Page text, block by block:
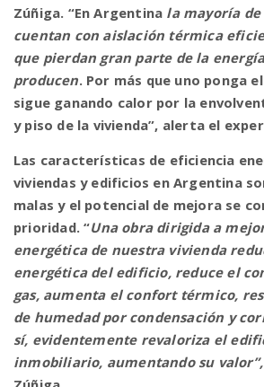
Zúñiga. “En Argentina la mayoría
cuentan con aislación térmica
que pierdan gran parte de la
producen. Por más que uno ponga
sigue ganando calor por la
y piso de la vivienda”, alerta el
Las características de eficiencia
viviendas y edificios en Argentina
malas y el potencial de mejora se
prioridad. “Una obra dirigida a
energética de nuestra vivienda
energética del edificio, reduce el
gas, aumenta el confort térmico,
de humedad por condensación y
sí, evidentemente revaloriza el
inmobiliario, aumentando su valor”,